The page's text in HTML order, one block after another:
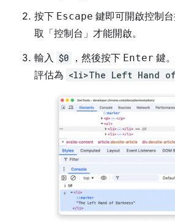
按下 Escape 鍵即可開啟控制
取「控制台」 才能開啟。
輸入 $0 ，然後按下 Enter 鍵
評估為 <li>The Left Hand